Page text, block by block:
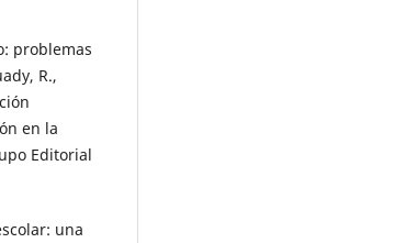
problemas
R.,
en la
Editorial
una